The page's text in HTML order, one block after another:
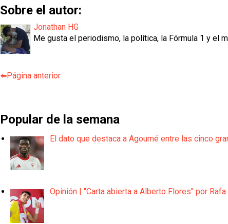
Sobre el autor:
Jonathan HG
Me gusta el periodismo, la política, la Fórmula 1 y el
⬅️Página anterior
Popular de la semana
El dato que destaca a Agoumé entre las cinco
Opinión | "Carta abierta a Alberto Flores" por Rafa